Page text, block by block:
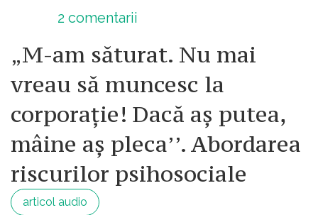
2 comentarii
„M-am săturat. Nu mai
vreau să muncesc la
corporație! Dacă aș putea,
mâine aș pleca’’. Abordarea
riscurilor psihosociale
articol audio